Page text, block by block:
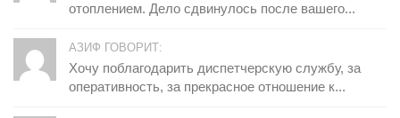
отоплением. Дело сдвинулось после вашего...
АЗИФ ГОВОРИТ:
Хочу поблагодарить диспетчерскую службу, за
оперативность, за прекрасное отношение к...